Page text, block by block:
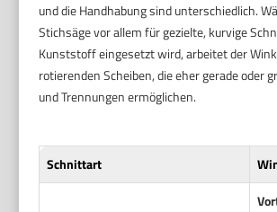
und die Handhabung sind unterschiedlich.
Stichsäge vor allem für gezielte, kurvige
Kunststoff eingesetzt wird, arbeitet der
rotierenden Scheiben, die eher gerade oder
und Trennungen ermöglichen.
Schnittart